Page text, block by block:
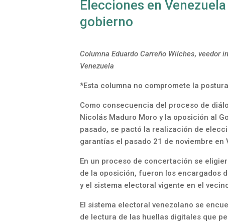
Elecciones en
gobierno
Columna Eduardo Carreño Wilches, veedor
Venezuela
*Esta columna no compromete la
Como consecuencia del proceso de
Nicolás Maduro Moro y la oposición al
pasado, se pactó la realización de
garantías el pasado 21 de noviembre en
En un proceso de concertación se
de la oposición, fueron los encargados
y el sistema electoral vigente en el
El sistema electoral venezolano se
de lectura de las huellas digitales que